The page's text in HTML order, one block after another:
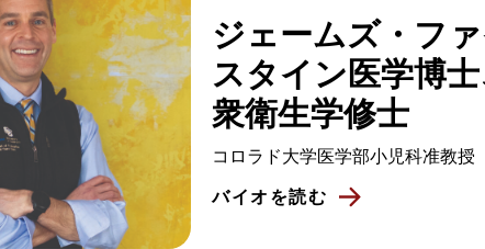
ジェームズ・フ
スタイン医学博
衆衛生学修士
コロラド大学医学部小児科准教授
バイオを読む